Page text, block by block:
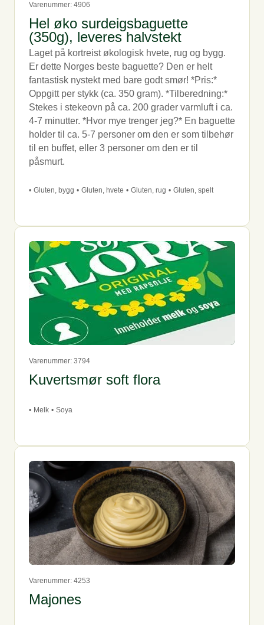
Varenummer: 4906
Hel øko surdeigsbaguette
(350g), leveres halvstekt
Laget på kortreist økologisk hvete, rug og bygg.
Er dette Norges beste baguette? Den er helt
fantastisk nystekt med bare godt smør! *Pris:*
Oppgitt per stykk (ca. 350 gram). *Tilberedning:*
Stekes i stekeovn på ca. 200 grader varmluft i ca.
4-7 minutter. *Hvor mye trenger jeg?* En baguette
holder til ca. 5-7 personer om den er som tilbehør
til en buffet, eller 3 personer om den er til
påsmurt.
• Gluten, bygg • Gluten, hvete • Gluten, rug • Gluten, spelt
Varenummer: 3794
Kuvertsmør soft flora
• Melk • Soya
Varenummer: 4253
Majones